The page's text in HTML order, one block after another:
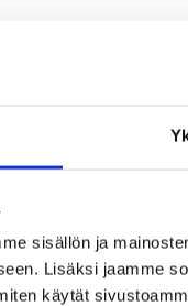
sisällön ja
Lisäksi jaamme
käytät